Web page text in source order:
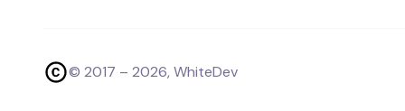
© 2017 – 2026, WhiteDev